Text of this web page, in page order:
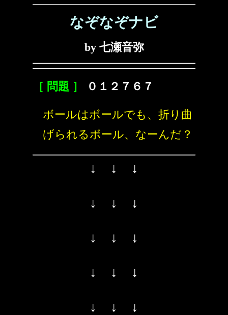
なぞなぞナビ
by 七瀬音弥
［ 問題 ］ ０１２７６７
ボールはボールでも、折り曲
げられるボール、なーんだ？
↓ ↓ ↓
↓ ↓ ↓
↓ ↓ ↓
↓ ↓ ↓
↓ ↓ ↓